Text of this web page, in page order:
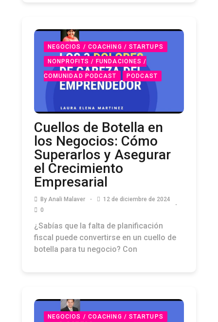
NEGOCIOS / COACHING / STARTUPS
NONPROFITS / FUNDACIONES /
COMUNIDAD PODCAST PODCAST
Cuellos de Botella en
los Negocios: Cómo
Superarlos y Asegurar
el Crecimiento
Empresarial
By Anali Malaver
12 de diciembre de 2024
0
¿Sabías que la falta de planificación
fiscal puede convertirse en un cuello de
botella para tu negocio? Con
NEGOCIOS / COACHING / STARTUPS